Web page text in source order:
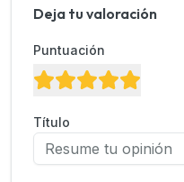
Deja tu valoración
Puntuación
Título